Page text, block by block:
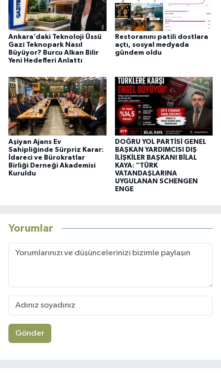
Ankara’daki Teknoloji Üssü
Gazi Teknopark Nasıl
Büyüyor? Burcu Alkan Bilir
Yeni Hedefleri Anlattı
Restoranını patili dostlara
açtı, sosyal medyada
gündem oldu
Aşiyan Ajans Ev
Sahipliğinde Sürpriz Karar:
İdareci ve Bürokratlar
Birliği Derneği Akademisi
Kuruldu
DOĞRU YOL PARTİSİ GENEL
BAŞKAN YARDIMCISI DIŞ
İLİŞKİLER BAŞKANI BİLAL
KAYA: “TÜRK
VATANDAŞLARINA
UYGULANAN SCHENGEN
ENGE
Yorumlar
Gönder